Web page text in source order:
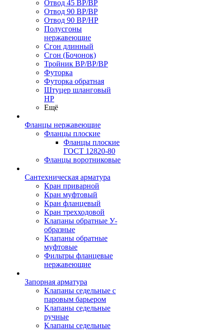
Отвод 45 ВР/ВР
Отвод 90 ВР/ВР
Отвод 90 ВР/НР
Полусгоны
нержавеющие
Сгон длинный
Сгон (Бочонок)
Тройник ВР/ВР/ВР
Футорка
Футорка обратная
Штуцер шланговый
НР
Ещё
Фланцы нержавеющие
Фланцы плоские
Фланцы плоские
ГОСТ 12820-80
Фланцы воротниковые
Сантехническая арматура
Кран приварной
Кран муфтовый
Кран фланцевый
Кран трехходовой
Клапаны обратные У-
образные
Клапаны обратные
муфтовые
Фильтры фланцевые
нержавеющие
Запорная арматура
Клапаны седельные с
паровым барьером
Клапаны седельные
ручные
Клапаны седельные